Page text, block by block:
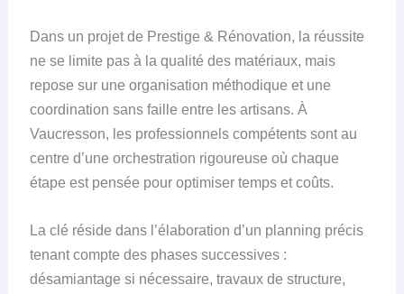
Dans un projet de Prestige & Rénovation, la réussite
ne se limite pas à la qualité des matériaux, mais
repose sur une organisation méthodique et une
coordination sans faille entre les artisans. À
Vaucresson, les professionnels compétents sont au
centre d’une orchestration rigoureuse où chaque
étape est pensée pour optimiser temps et coûts.
La clé réside dans l’élaboration d’un planning précis
tenant compte des phases successives :
désamiantage si nécessaire, travaux de structure,